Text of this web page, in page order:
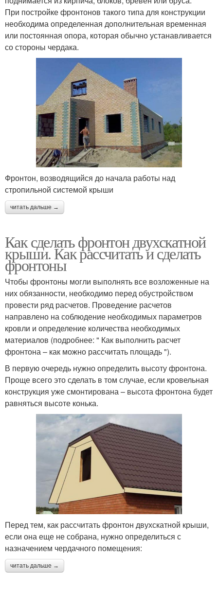
При постройке фронтонов такого типа для конструкции
необходима определенная дополнительная временная
или постоянная опора, которая обычно устанавливается
со стороны чердака.
Фронтон, возводящийся до начала работы над
стропильной системой крыши
читать дальше →
Как сделать фронтон двухскатной
крыши. Как рассчитать и сделать
фронтоны
Чтобы фронтоны могли выполнять все возложенные на
них обязанности, необходимо перед обустройством
провести ряд расчетов. Проведение расчетов
направлено на соблюдение необходимых параметров
кровли и определение количества необходимых
материалов (подробнее: " Как выполнить расчет
фронтона – как можно рассчитать площадь ").
В первую очередь нужно определить высоту фронтона.
Проще всего это сделать в том случае, если кровельная
конструкция уже смонтирована – высота фронтона будет
равняться высоте конька.
Перед тем, как рассчитать фронтон двухскатной крыши,
если она еще не собрана, нужно определиться с
назначением чердачного помещения:
читать дальше →